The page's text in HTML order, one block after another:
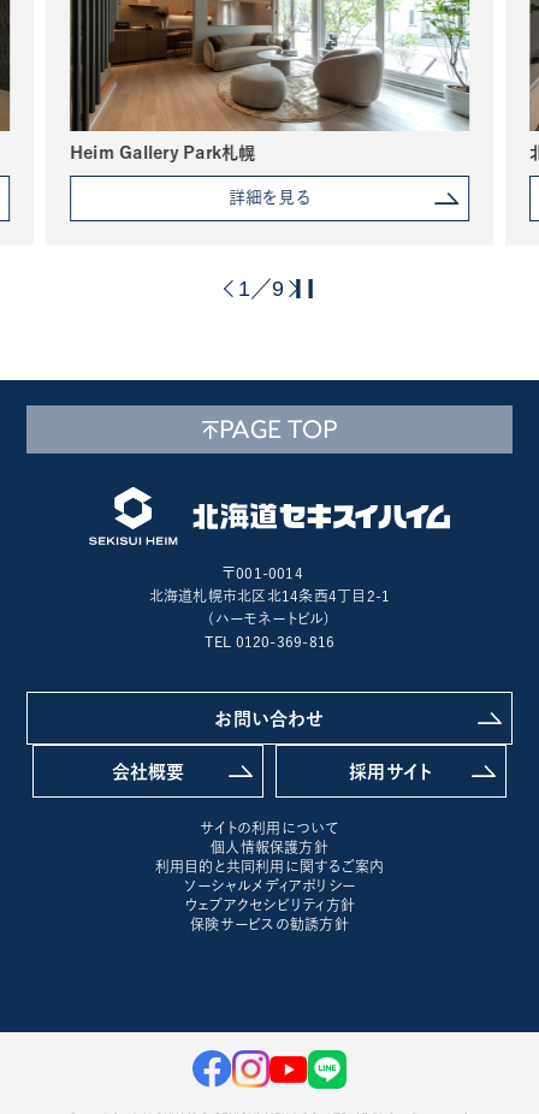
Heim Gallery Park札幌
詳細を見る
1 ／9
PAGE TOP
〒001-0014
北海道札幌市北区北14条西4丁目2-1
(ハーモネートビル)
TEL 0120-369-816
お問い合わせ
会社概要 採用サイト
サイトの利用について
個人情報保護方針
利用目的と共同利用に関するご案内
ソーシャルメディアポリシー
ウェブアクセシビリティ方針
保険サービスの勧誘方針